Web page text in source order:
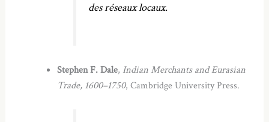
des réseaux locaux.
Stephen F. Dale, Indian Merchants and Eurasian
Trade, 1600–1750, Cambridge University Press.